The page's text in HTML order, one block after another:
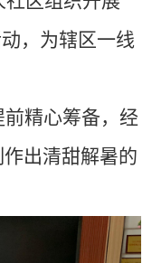
，为辖区一线
精心筹备，经
出清甜解暑的